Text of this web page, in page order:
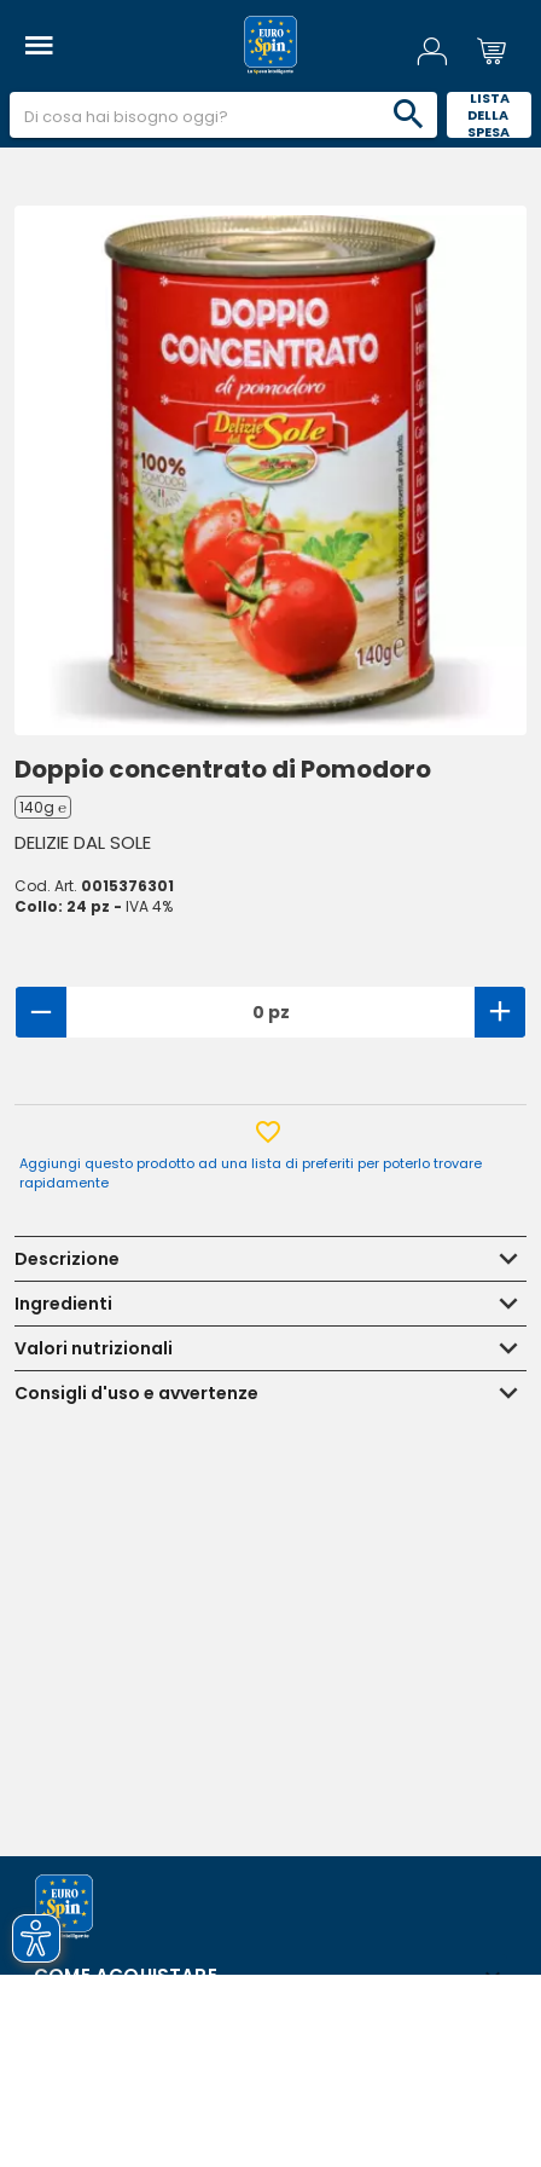
LISTA
DELLA
SPESA
Doppio concentrato di Pomodoro
140g ℮
DELIZIE DAL SOLE
Cod. Art. 0015376301
Collo: 24 pz - IVA 4%
0 pz
Aggiungi questo prodotto ad una lista di preferiti per poterlo trovare
rapidamente
Descrizione
Ingredienti
Valori nutrizionali
Consigli d'uso e avvertenze
COME ACQUISTARE